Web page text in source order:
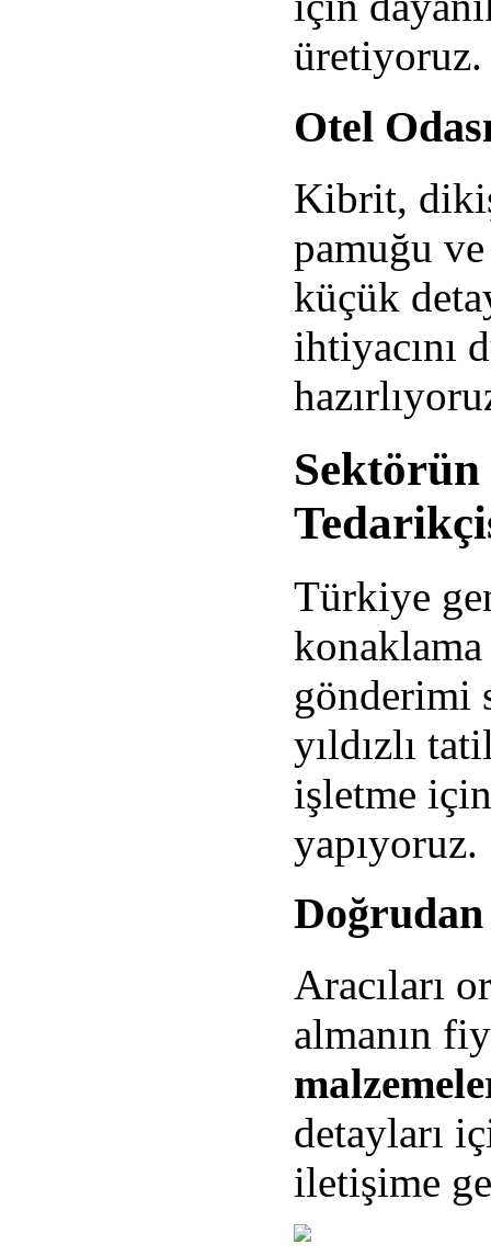
üretiyoruz.
Otel
Kibrit,
pamuğu
küçük
ihtiyacını
Türkiye
gönderimi
yıldızlı
işletme
yapıyoruz.
Doğrudan
Aracıları
almanın
detayları
iletişime